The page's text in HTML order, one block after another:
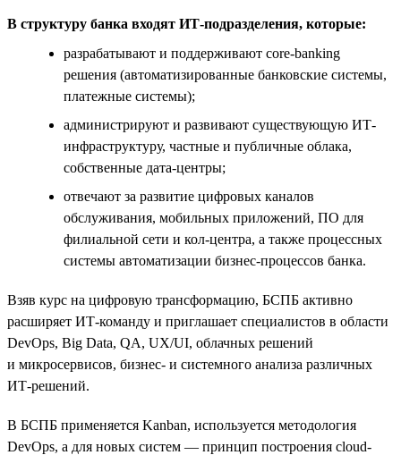
В структуру банка входят ИТ-подразделения, которые:
разрабатывают и поддерживают core-banking
решения (автоматизированные банковские системы,
платежные системы);
администрируют и развивают существующую ИТ-
инфраструктуру, частные и публичные облака,
собственные дата-центры;
отвечают за развитие цифровых каналов
обслуживания, мобильных приложений, ПО для
филиальной сети и кол-центра, а также процессных
системы автоматизации бизнес-процессов банка.
Взяв курс на цифровую трансформацию, БСПБ активно
расширяет ИТ-команду и приглашает специалистов в области
DevOps, Big Data, QA, UX/UI, облачных решений
и микросервисов, бизнес- и системного анализа различных
ИТ-решений.
В БСПБ применяется Kanban, используется методология
DevOps, а для новых систем — принцип построения cloud-